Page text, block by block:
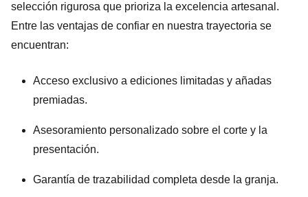
selección rigurosa que prioriza la excelencia artesanal.
Entre las ventajas de confiar en nuestra trayectoria se
encuentran:
Acceso exclusivo a ediciones limitadas y añadas
premiadas.
Asesoramiento personalizado sobre el corte y la
presentación.
Garantía de trazabilidad completa desde la granja.